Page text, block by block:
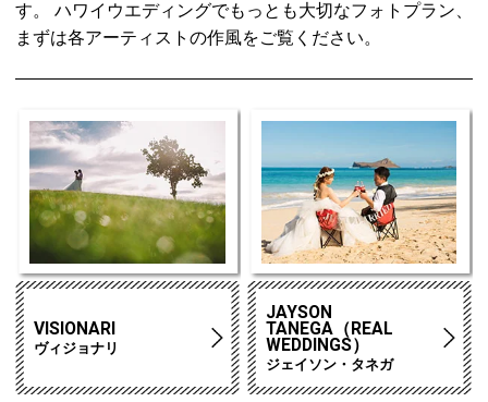
す。 ハワイウエディングでもっとも大切なフォトプラン、
まずは各アーティストの作風をご覧ください。
VISIONARI
ヴィジョナリ
JAYSON
TANEGA（REAL
WEDDINGS）
ジェイソン・タネガ